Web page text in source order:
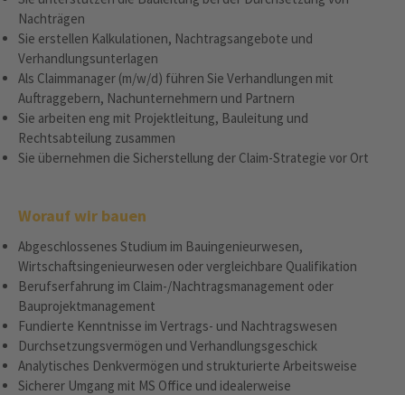
Nachträgen
Sie erstellen Kalkulationen, Nachtragsangebote und
Verhandlungsunterlagen
Als Claimmanager (m/w/d) führen Sie Verhandlungen mit
Auftraggebern, Nachunternehmern und Partnern
Sie arbeiten eng mit Projektleitung, Bauleitung und
Rechtsabteilung zusammen
Sie übernehmen die Sicherstellung der Claim-Strategie vor Ort
Worauf wir bauen
Abgeschlossenes Studium im Bauingenieurwesen,
Wirtschaftsingenieurwesen oder vergleichbare Qualifikation
Berufserfahrung im Claim-/Nachtragsmanagement oder
Bauprojektmanagement
Fundierte Kenntnisse im Vertrags- und Nachtragswesen
Durchsetzungsvermögen und Verhandlungsgeschick
Analytisches Denkvermögen und strukturierte Arbeitsweise
Sicherer Umgang mit MS Office und idealerweise